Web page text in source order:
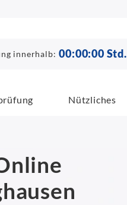
innerhalb: 00:00:00 Std.
Nützliches